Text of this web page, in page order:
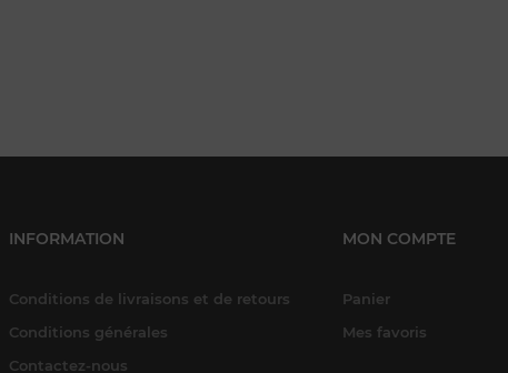
INFORMATION
Conditions de livraisons et de retours
Conditions générales
Contactez-nous
MON COMPTE
Panier
Mes favoris